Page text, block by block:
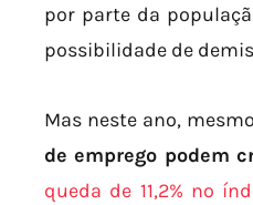
por parte da
possibilidade de
Mas neste ano,
de emprego podem
queda de 11,2% no